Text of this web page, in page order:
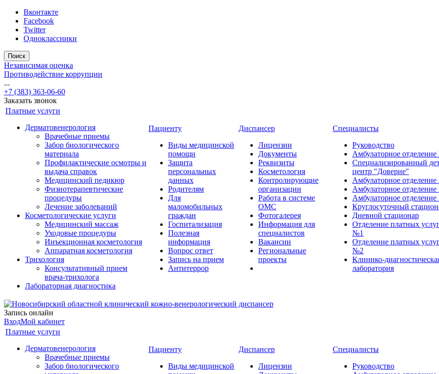
Вконтакте
Facebook
Twitter
Одноклассники
Поиск
Независимая оценка
Противодействие коррупции
...
+7 (383) 363-06-60
Заказать звонок
Платные услуги
Дерматовенерология
Врачебные приемы
Забор биологического
материала
Профилактические осмотры и
выдача справок
Медицинский педикюр
Физиотерапевтические
процедуры
Лечение заболеваний
Косметологические услуги
Медицинский массаж
Уходовые процедуры
Инъекционная косметология
Аппаратная косметология
Трихология
Консультативный прием
врача-трихолога
Лабораторная диагностика
Пациенту
Виды медицинской
помощи
Защита
персональных
данных
Родителям
Для
маломобильных
граждан
Госпитализация
Полезная
информация
Вопрос ответ
Запись на прием
Антитеррор
Диспансер
Лицензии
Документы
Реквизиты
Косметология
Контролирующие
организации
Работа в системе
ОМС
Фотогалерея
Информация для
специалистов
Вакансии
Региональные
проекты
Специалисты
Руководство
Амбулаторное
Специализированный
центр "Доверие"
Амбулаторное
Амбулаторное
Амбулаторное
Круглосуточный
Дневной стационар
Отделение платных
№1
Отделение платных
№2
Клинико-
лаборатория
Запись онлайн
ВходМой кабинет
Платные услуги
Дерматовенерология
Врачебные приемы
Забор биологического
Пациенту
Виды медицинской
Диспансер
Лицензии
Специалисты
Руководство